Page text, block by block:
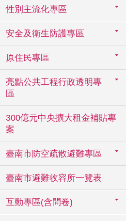
性別主流化專區
安全及衛生防護專區
原住民專區
亮點公共工程行政透明專
區
300億元中央擴大租金補貼專
案
臺南市防空疏散避難專區
臺南市避難收容所一覽表
互動專區(含問卷)